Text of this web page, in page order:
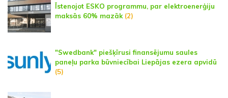
Īstenojot ESKO programmu, par elektroenerģiju
maksās 60% mazāk (2)
"Swedbank" piešķīrusi finansējumu saules
paneļu parka būvniecībai Liepājas ezera apvidū
(5)